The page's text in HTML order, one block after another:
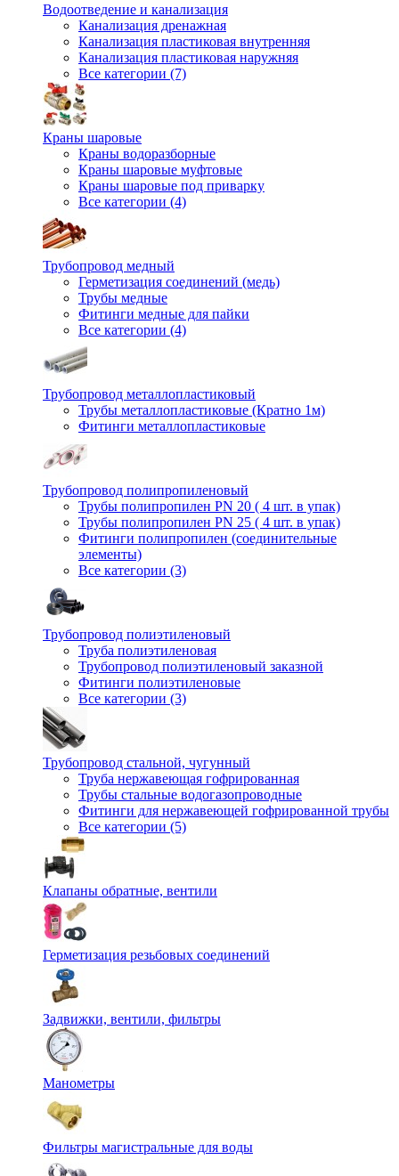
Водоотведение и канализация
Канализация дренажная
Канализация пластиковая внутренняя
Канализация пластиковая наружняя
Все категории (7)
Краны шаровые
Краны водоразборные
Краны шаровые муфтовые
Краны шаровые под приварку
Все категории (4)
Трубопровод медный
Герметизация соединений (медь)
Трубы медные
Фитинги медные для пайки
Все категории (4)
Трубопровод металлопластиковый
Трубы металлопластиковые (Кратно 1м)
Фитинги металлопластиковые
Трубопровод полипропиленовый
Трубы полипропилен PN 20 ( 4 шт. в упак)
Трубы полипропилен PN 25 ( 4 шт. в упак)
Фитинги полипропилен (cоединительные
элементы)
Все категории (3)
Трубопровод полиэтиленовый
Труба полиэтиленовая
Трубопровод полиэтиленовый заказной
Фитинги полиэтиленовые
Все категории (3)
Трубопровод стальной, чугунный
Труба нержавеющая гофрированная
Трубы стальные водогазопроводные
Фитинги для нержавеющей гофрированной трубы
Все категории (5)
Клапаны обратные, вентили
Герметизация резьбовых соединений
Задвижки, вентили, фильтры
Манометры
Фильтры магистральные для воды